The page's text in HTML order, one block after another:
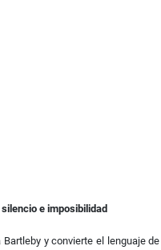
e imposibilidad
y convierte el lenguaje